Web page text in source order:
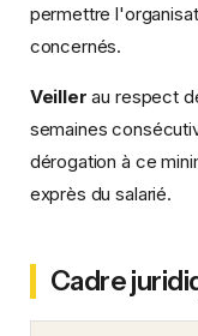
permettre
concernés.
Veiller au respect
semaines
dérogation à ce
exprès du salarié.
Cadre